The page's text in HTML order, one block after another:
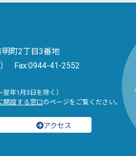
町2丁目3番地
Fax:0944-41-2552
年1月3日を除く）
開設する窓口のページをご覧ください。
アクセス